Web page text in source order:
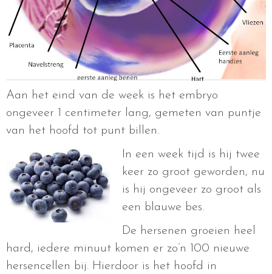
Aan het eind van de week is het embryo
ongeveer 1 centimeter lang, gemeten van puntje
van het hoofd tot punt billen.
In een week tijd is hij twee
keer zo groot geworden, nu
is hij ongeveer zo groot als
een blauwe bes.
De hersenen groeien heel
hard, iedere minuut komen er zo’n 100 nieuwe
hersencellen bij. Hierdoor is het hoofd in